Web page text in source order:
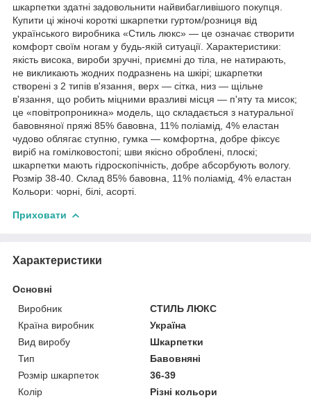
шкарпетки здатні задовольнити найвибагливішого покупця.
Купити ці жіночі короткі шкарпетки гуртом/розниця від
українського виробника «Стиль люкс» — це означає створити
комфорт своїм ногам у будь-якій ситуації. Характеристики:
якість висока, вироби зручні, приємні до тіла, не натирають,
не викликають жодних подразнень на шкірі; шкарпетки
створені з 2 типів в'язання, верх — сітка, низ — щільне
в'язання, що робить міцними вразливі місця — п'яту та мисок;
це «повітропроникна» модель, що складається з натуральної
бавовняної пряжі 85% бавовна, 11% поліамід, 4% еластан
чудово облягає ступню, гумка — комфортна, добре фіксує
виріб на гомілковостопі; шви якісно оброблені, плоскі;
шкарпетки мають гідроскопічність, добре абсорбують вологу.
Розмір 38-40. Склад 85% бавовна, 11% поліамід, 4% еластан
Кольори: чорні, білі, асорті.
Приховати
Характеристики
Основні
Виробник
СТИЛЬ ЛЮКС
Країна виробник
Україна
Вид виробу
Шкарпетки
Тип
Бавовняні
Розмір шкарпеток
36-39
Колір
Різні кольори